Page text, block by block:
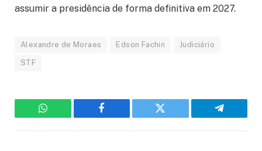
assumir a presidência de forma definitiva em 2027.
Alexandre de Moraes Edson Fachin Judiciário
STF
WhatsApp Facebook Twitter Telegram